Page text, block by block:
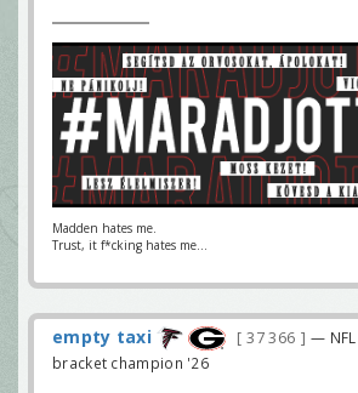
Madden hates me.
Trust, it f*cking hates me...
empty taxi 37 366
— NFL
bracket champion '26